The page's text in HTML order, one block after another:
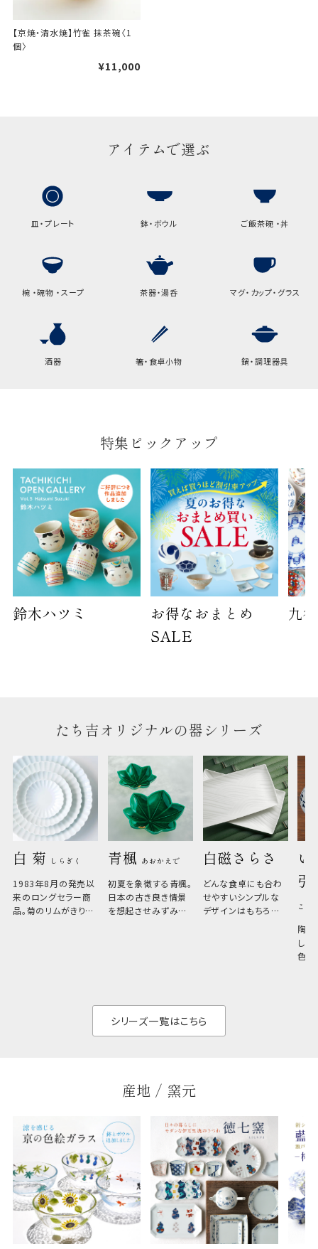
手提袋はお付けできません。
手提げ袋について
ご注文時に、ご希望枚数をご記入ください。
高さ
32.5cm
9cm
幅
14cm
袋のサイズは当店で最適なものをご用意いたしま
す。
ご提供枚数の上限はご注文商品数となります。
天掛け包装、ギフト袋対応の商品にはおつけでき
ません。
※犬猫時計には、手提袋をお付けできません
【京焼・清水焼】竹雀 抹茶碗〈1
個〉
¥11,000
アイテムで選ぶ
皿・プレート 鉢・ボウル ご飯茶碗 ・丼
椀 ・碗物 ・スープ 茶器・湯呑 マグ・カップ・グラス
酒器 箸・食卓小物 鍋・調理器具
特集ピックアップ
鈴木ハツミ
お得なおまとめ
SALE
九
たち吉オリジナルの器シリーズ
白 菊 しらぎく
1983年8月の発売以
来のロングセラー商
品。菊のリムがきりっ
青楓 あおかえで
初夏を象徴する青楓。
日本の古き良き情景
を想起させみずみず
白磁さらさ
どんな食卓にも合わ
せやすいシンプルな
デザインはもちろん、
い
こひ
陶器
しい
色の
シリーズ一覧はこちら
産地 / 窯元